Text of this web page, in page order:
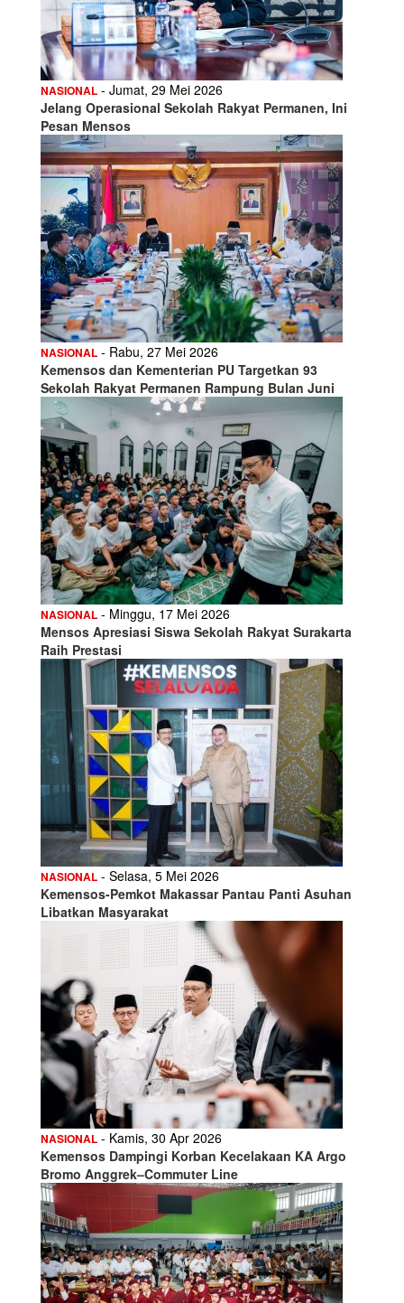
NASIONAL - Jumat, 29 Mei 2026
Jelang Operasional Sekolah Rakyat Permanen, Ini
Pesan Mensos
NASIONAL - Rabu, 27 Mei 2026
Kemensos dan Kementerian PU Targetkan 93
Sekolah Rakyat Permanen Rampung Bulan Juni
NASIONAL - Minggu, 17 Mei 2026
Mensos Apresiasi Siswa Sekolah Rakyat Surakarta
Raih Prestasi
NASIONAL - Selasa, 5 Mei 2026
Kemensos-Pemkot Makassar Pantau Panti Asuhan
Libatkan Masyarakat
NASIONAL - Kamis, 30 Apr 2026
Kemensos Dampingi Korban Kecelakaan KA Argo
Bromo Anggrek–Commuter Line